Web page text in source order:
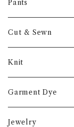
Other
Pants
Cut & Sewn
Knit
Garment Dye
Jewelry